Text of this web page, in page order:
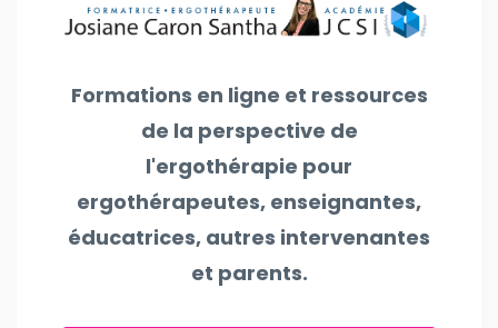
Formations en ligne et ressources
de la perspective de
l'ergothérapie pour
ergothérapeutes, enseignantes,
éducatrices, autres intervenantes
et parents.